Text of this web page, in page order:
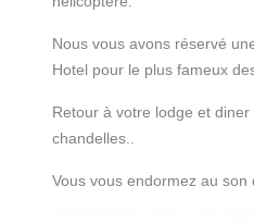
Nous vous avons réservé
Hotel pour le plus fameux
Retour à votre lodge et
chandelles..
Vous vous endormez au son